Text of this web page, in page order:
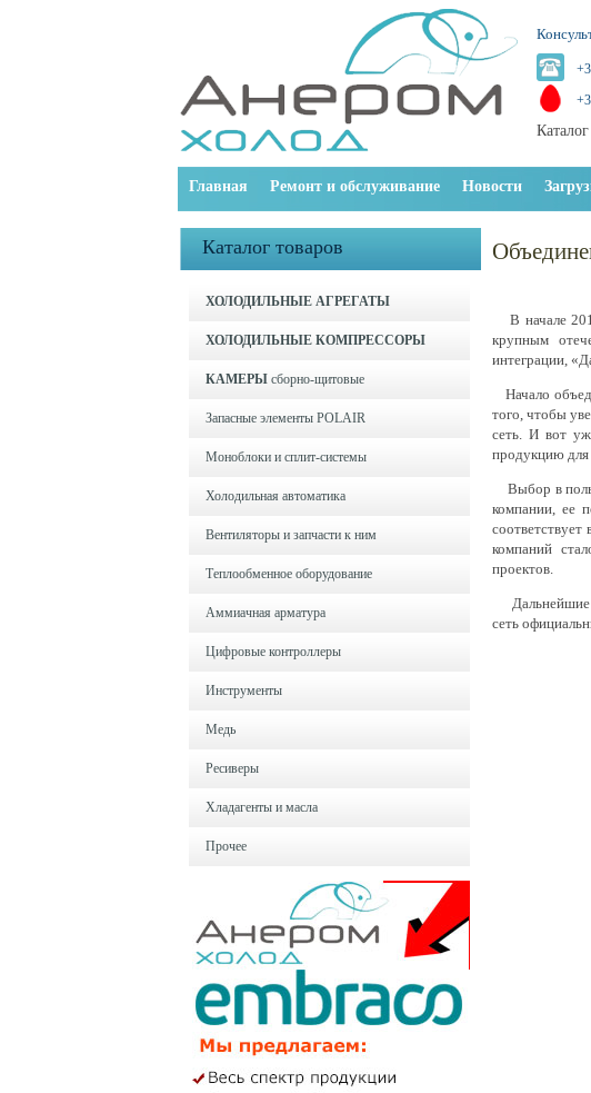
Главная Ремонт и обслуживание Новости
Каталог товаров
ХОЛОДИЛЬНЫЕ АГРЕГАТЫ
ХОЛОДИЛЬНЫЕ КОМПРЕССОРЫ
КАМЕРЫ сборно-щитовые
Запасные элементы POLAIR
Моноблоки и cплит-системы
Холодильная автоматика
Вентиляторы и запчасти к ним
Теплообменное оборудование
Аммиачная арматура
Цифровые контроллеры
Инструменты
Медь
Ресиверы
Хладагенты и масла
Прочее
В начале
крупным
интеграции,
Начало
того, чтобы
сеть. И вот
продукцию для
Выбор в
компании, ее
компаний
проектов.
Дальнейшие
сеть